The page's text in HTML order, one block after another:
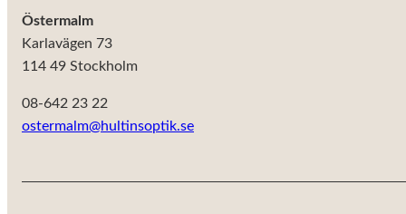
Östermalm
Karlavägen 73
114 49 Stockholm
08-642 23 22
ostermalm@hultinsoptik.se
Marknadsföring
med dig av dina
beteende när du
surfar ökar du